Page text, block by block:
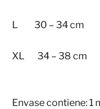
L 30 – 34 cm
XL 34 – 38 cm
Envase contiene: 1